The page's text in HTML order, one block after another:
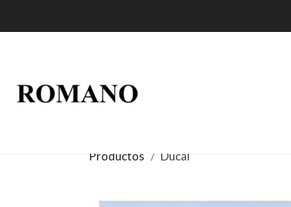
Productos Ducal